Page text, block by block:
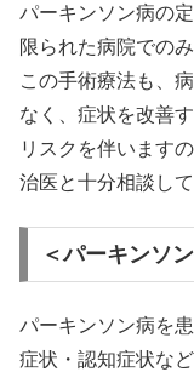
パーキンソン病の
限られた病院での
この手術療法も、
なく、症状を改善
リスクを伴います
治医と十分相談し
＜パーキンソ
パーキンソン病を
症状・認知症状な